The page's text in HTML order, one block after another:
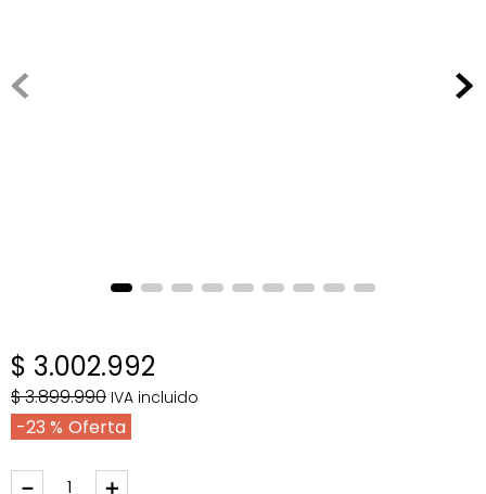
$ 3.002.992
$3.899.990 IVA incluido
23 %
＋
－